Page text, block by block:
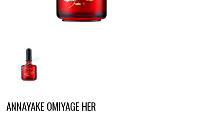
ANNAYAKE OMIYAGE HER